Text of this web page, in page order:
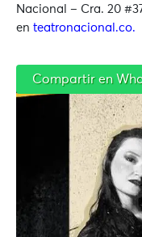
Nacional – Cra. 20
en teatronacional.co.
Compartir en